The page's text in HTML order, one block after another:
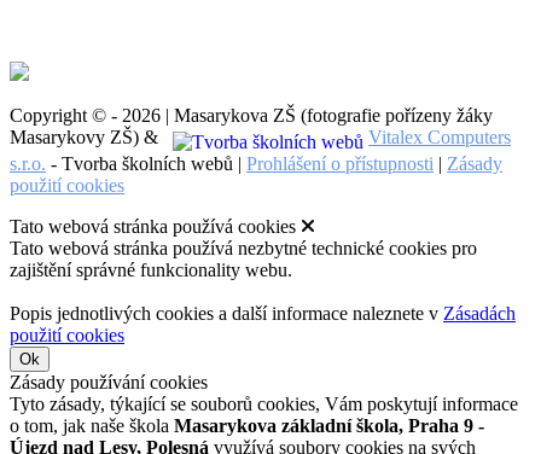
Copyright © - 2026 | Masarykova ZŠ (fotografie pořízeny žáky
Masarykovy ZŠ) &
Vitalex Computers
s.r.o. - Tvorba školních webů | Prohlášení o přístupnosti | Zásady
použití cookies
Tato webová stránka používá cookies
Tato webová stránka používá nezbytné technické cookies pro
zajištění správné funkcionality webu.
Popis jednotlivých cookies a další informace naleznete v Zásadách
použití cookies
Ok
Zásady používání cookies
Tyto zásady, týkající se souborů cookies, Vám poskytují informace
o tom, jak naše škola Masarykova základní škola, Praha 9 -
Újezd nad Lesy, Polesná využívá soubory cookies na svých